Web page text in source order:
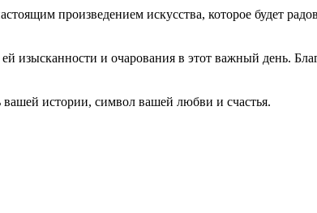
произведением искусства, которое будет
изысканности и очарования в этот важный день.
вашей истории, символ вашей любви и счастья.